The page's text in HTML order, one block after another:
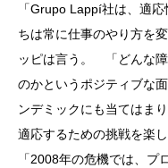
「Grupo Lappí社は、適
ちは常に仕事のやり方を
ッピは言う。 「どんな
のかというポジティブな
ンデミックにも当てはま
適応するための挑戦を楽
「2008年の危機では、プ